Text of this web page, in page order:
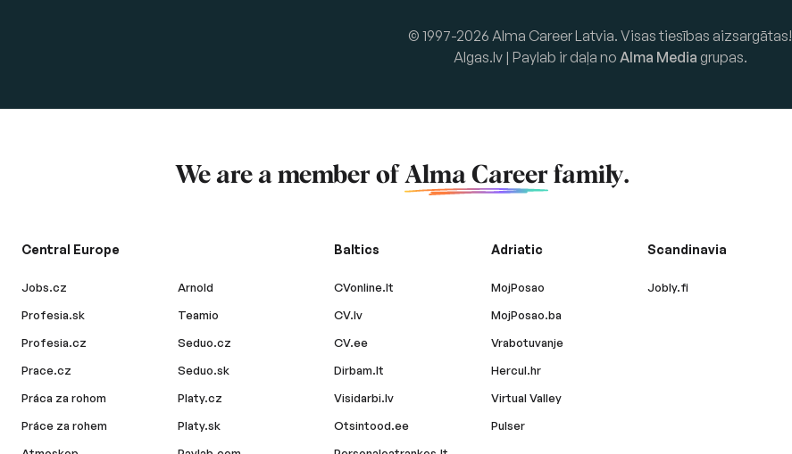
© 1997-2026 Alma Career Latvia. Visas tiesības aizsargātas!
Algas.lv | Paylab ir daļa no Alma Media grupas.
We are a member of Alma Careerfamily.
Central Europe
Jobs.cz
Profesia.sk
Profesia.cz
Prace.cz
Práca za rohom
Práce za rohem
Arnold
Teamio
Seduo.cz
Seduo.sk
Platy.cz
Platy.sk
Baltics
CVonline.lt
CV.lv
CV.ee
Dirbam.lt
Visidarbi.lv
Otsintood.ee
Adriatic
MojPosao
MojPosao.ba
Vrabotuvanje
Hercul.hr
Virtual Valley
Pulser
Scandinavia
Jobly.fi